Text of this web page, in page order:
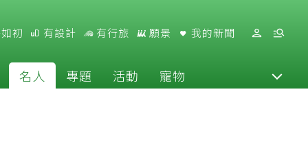
初 有設計 有行旅 願景 我的新聞
名人 專題 活動 寵物